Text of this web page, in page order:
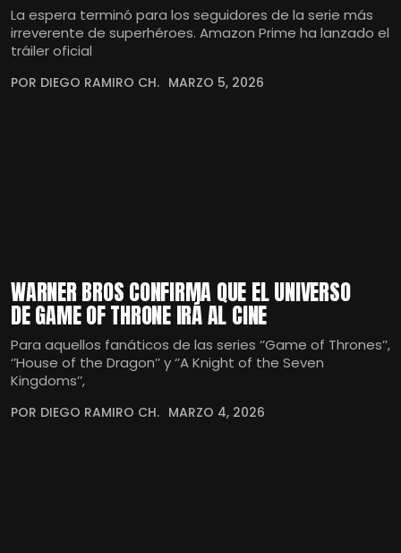
La espera terminó para los seguidores de la serie más
irreverente de superhéroes. Amazon Prime ha lanzado el
tráiler oficial
POR DIEGO RAMIRO CH. MARZO 5, 2026
WARNER BROS CONFIRMA QUE EL UNIVERSO
DE GAME OF THRONE IRÁ AL CINE
Para aquellos fanáticos de las series ‘’Game of Thrones’’,
‘’House of the Dragon’’ y ‘’A Knight of the Seven
Kingdoms’’,
POR DIEGO RAMIRO CH. MARZO 4, 2026